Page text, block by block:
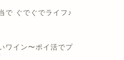
で ぐでぐでライフ♪
ワイン〜ポイ活でプ